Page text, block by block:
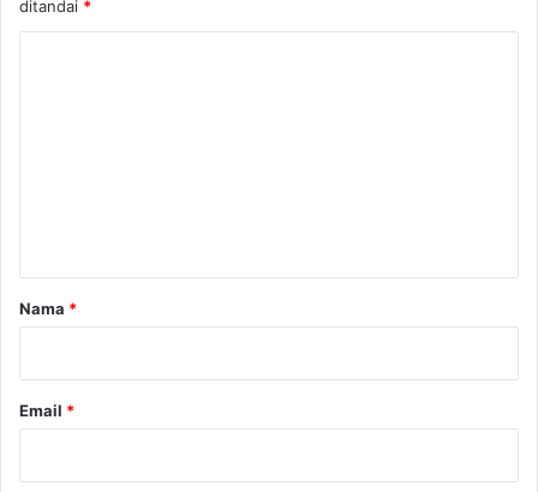
ditandai *
r
Nama *
Email *